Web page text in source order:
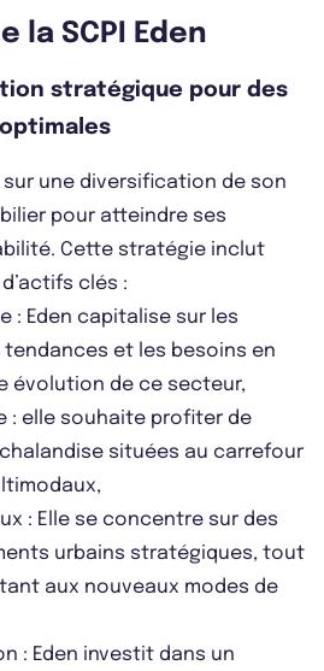
la SCPI Eden
stratégique pour des
sur une diversification de son
pour atteindre ses
Cette stratégie inclut
clés :
: Eden capitalise sur les
tendances et les besoins en
évolution de ce secteur,
: elle souhaite profiter de
situées au carrefour
: Elle se concentre sur des
urbains stratégiques, tout
aux nouveaux modes de
: Eden investit dans un